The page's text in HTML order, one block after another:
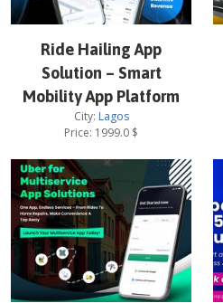
Ride Hailing App
Solution – Smart
Mobility App Platform
City: Lagos
Price: 1999.0 $